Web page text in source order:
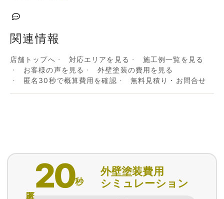
関連情報
店舗トップへ 対応エリアを見る
施工例一覧を見る
お客様の声を見る
外壁塗装の費用を見る
匿名30秒で概算費用を確認
無料見積り・お問合せ
20秒
外壁塗装費用
シミュレーション